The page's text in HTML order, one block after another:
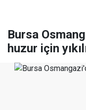
Bursa
huzur için